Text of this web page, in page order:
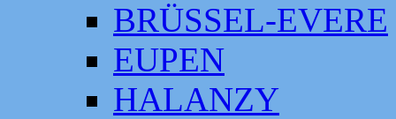
BRÜSSEL-EVERE
EUPEN
HALANZY